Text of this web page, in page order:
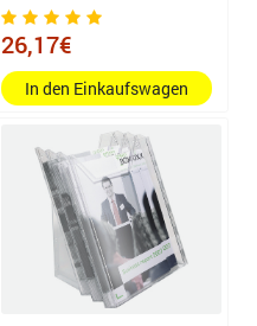
26,17€
In den Einkaufswagen